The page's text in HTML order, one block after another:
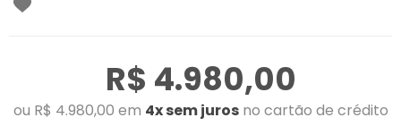
R$ 4.980,00
ou R$ 4.980,00 em 4x sem jurosno cartão de crédito